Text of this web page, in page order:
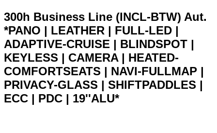
300h Business Line (INCL-BTW) Aut.
*PANO | LEATHER | FULL-LED |
ADAPTIVE-CRUISE | BLINDSPOT |
KEYLESS | CAMERA | HEATED-
COMFORTSEATS | NAVI-FULLMAP |
PRIVACY-GLASS | SHIFTPADDLES |
ECC | PDC | 19''ALU*